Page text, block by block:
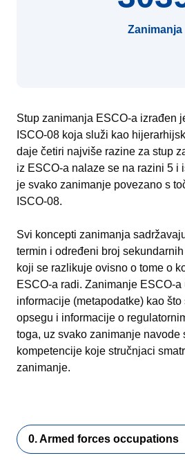
Zanimanja
Stup zanimanja ESCO-a izrađen
ISCO-08 koja služi kao
daje četiri najviše razine za stup
iz ESCO-a nalaze se na razini 5 i
je svako zanimanje povezano s
ISCO-08.
Svi koncepti zanimanja
termin i određeni broj
koji se razlikuje ovisno o tome o
ESCO-a radi. Zanimanje ESCO-
informacije (metapodatke) kao
opsegu i informacije o
toga, uz svako zanimanje navode
kompetencije koje stručnjaci
zanimanje.
0. Armed forces occupations